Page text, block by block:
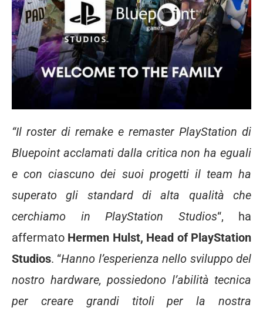
“Il roster di remake e remaster PlayStation di
Bluepoint acclamati dalla critica non ha eguali
e con ciascuno dei suoi progetti il team ha
superato gli standard di alta qualità che
cerchiamo in PlayStation Studios“, ha
affermato Hermen Hulst, Head of PlayStation
Studios. “Hanno l’esperienza nello sviluppo del
nostro hardware, possiedono l’abilità tecnica
per creare grandi titoli per la nostra